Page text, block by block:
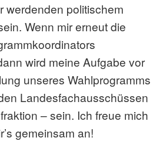
werdenden politischem
Wenn mir erneut die
wird meine Aufgabe vor
unseres Wahlprogramms
Landesfachausschüssen
– sein. Ich freue mich
gemeinsam an!